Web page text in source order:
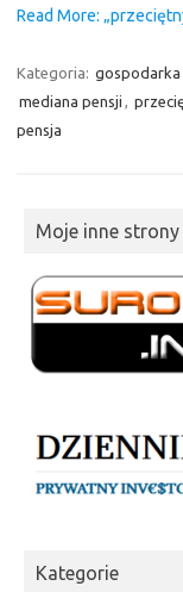
Read More:
Kategoria: gospodarka
mediana pensji ,
pensja
Moje inne
Kategorie